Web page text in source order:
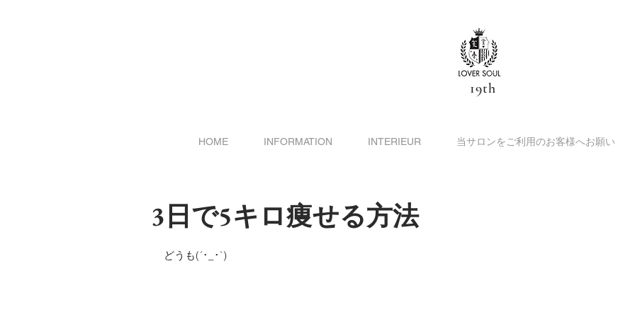
19th
HOME INFORMATION INTERIEUR 当サロンをご利用のお客様へお願い
3日で5キロ痩せる方法
どうも(´･_･`)